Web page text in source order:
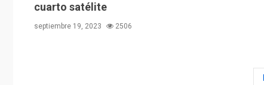
cuarto satélite
septiembre 19, 2023 2506